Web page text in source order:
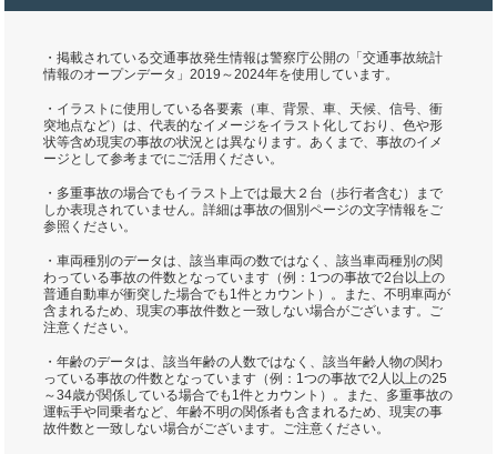
・掲載されている交通事故発生情報は警察庁公開の「交通事故統計
情報のオープンデータ」2019～2024年を使用しています。
・イラストに使用している各要素（車、背景、車、天候、信号、衝
突地点など）は、代表的なイメージをイラスト化しており、色や形
状等含め現実の事故の状況とは異なります。あくまで、事故のイメ
ージとして参考までにご活用ください。
・多重事故の場合でもイラスト上では最大２台（歩行者含む）まで
しか表現されていません。詳細は事故の個別ページの文字情報をご
参照ください。
・車両種別のデータは、該当車両の数ではなく、該当車両種別の関
わっている事故の件数となっています（例：1つの事故で2台以上の
普通自動車が衝突した場合でも1件とカウント）。また、不明車両が
含まれるため、現実の事故件数と一致しない場合がございます。ご
注意ください。
・年齢のデータは、該当年齢の人数ではなく、該当年齢人物の関わ
っている事故の件数となっています（例：1つの事故で2人以上の25
～34歳が関係している場合でも1件とカウント）。また、多重事故の
運転手や同乗者など、年齢不明の関係者も含まれるため、現実の事
故件数と一致しない場合がございます。ご注意ください。